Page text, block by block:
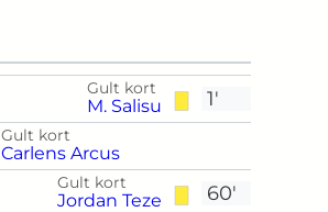
1'
Gult kort
M. Salisu
Gult kort
Carlens Arcus
60'
Gult kort
Jordan Teze